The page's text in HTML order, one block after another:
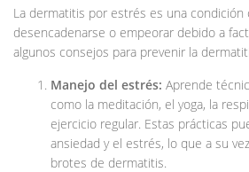
La dermatitis por estrés es una condición
desencadenarse o empeorar debido a
algunos consejos para prevenir la
Manejo del estrés: Aprende
como la meditación, el yoga, la
ejercicio regular. Estas prácticas
ansiedad y el estrés, lo que a su
brotes de dermatitis.